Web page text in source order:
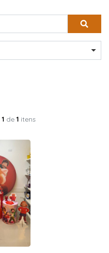
1 de 1 itens